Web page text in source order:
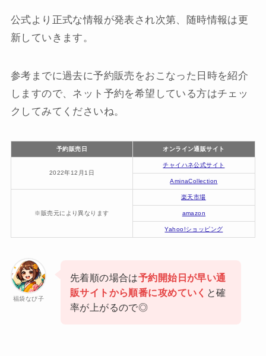
公式より正式な情報が発表され次第、随時情報は更
新していきます。
参考までに過去に予約販売をおこなった日時を紹介
しますので、ネット予約を希望している方はチェッ
クしてみてくださいね。
予約販売日 オンライン通販サイト
2022年12月1日
チャイハネ公式サイト
AminaCollection
※販売元により異なります
楽天市場
amazon
Yahoo!ショッピング
福袋なび子
先着順の場合は予約開始日が早い通
販サイトから順番に攻めていく と確
率が上がるので◎